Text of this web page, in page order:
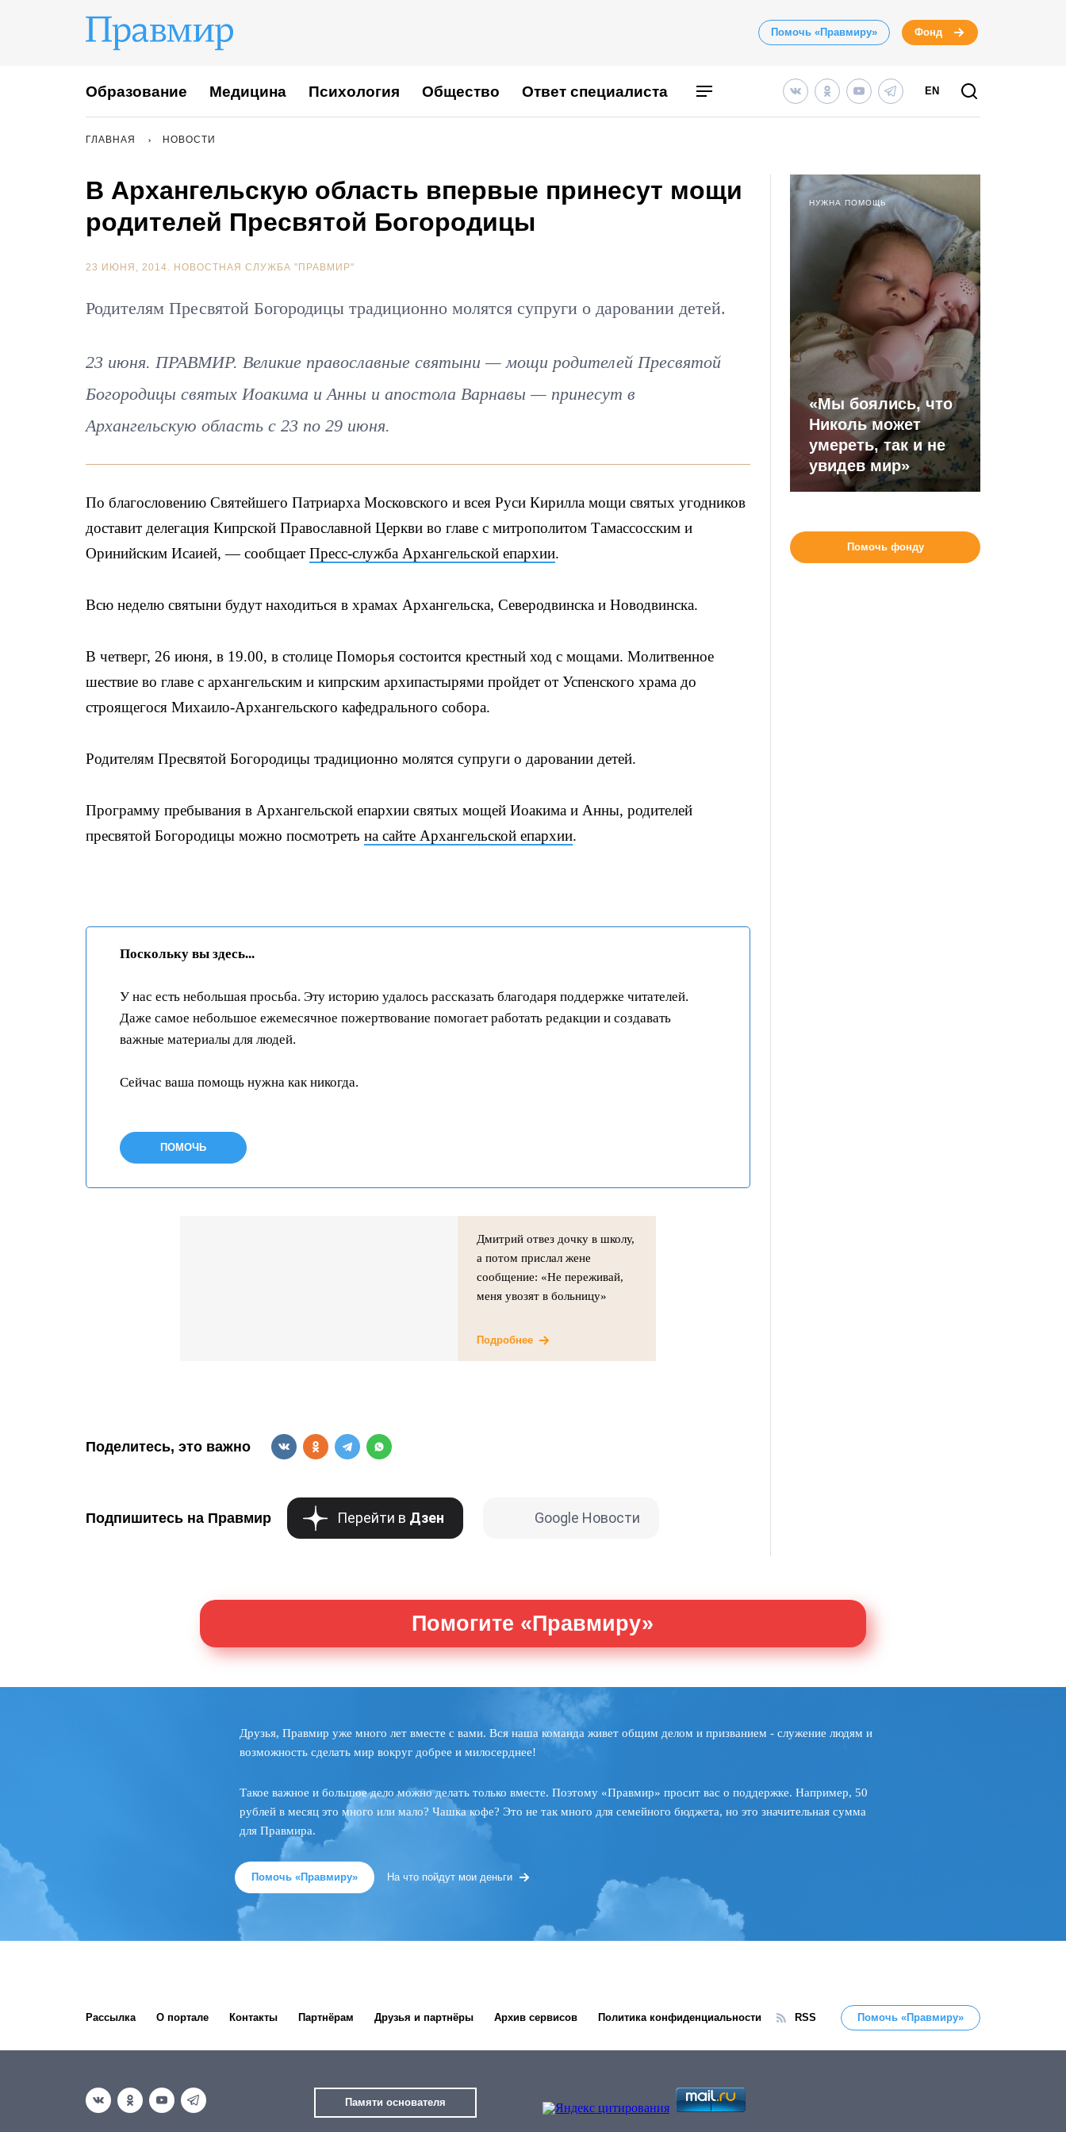
Помочь «Правмиру» Фонд
Образование Медицина Психология Общество Ответ специалиста EN
ГЛАВНАЯ НОВОСТИ
В Архангельскую область впервые принесут мощи
родителей Пресвятой Богородицы
23 ИЮНЯ, 2014. НОВОСТНАЯ СЛУЖБА "ПРАВМИР"
Родителям Пресвятой Богородицы традиционно молятся супруги о даровании детей.
23 июня. ПРАВМИР. Великие православные святыни — мощи родителей Пресвятой
Богородицы святых Иоакима и Анны и апостола Варнавы — принесут в
Архангельскую область с 23 по 29 июня.
По благословению Святейшего Патриарха Московского и всея Руси Кирилла мощи святых угодников
доставит делегация Кипрской Православной Церкви во главе с митрополитом Тамассосским и
Оринийским Исаией, — сообщает Пресс-служба Архангельской епархии.
Всю неделю святыни будут находиться в храмах Архангельска, Северодвинска и Новодвинска.
В четверг, 26 июня, в 19.00, в столице Поморья состоится крестный ход с мощами. Молитвенное
шествие во главе с архангельским и кипрским архипастырями пройдет от Успенского храма до
строящегося Михаило-Архангельского кафедрального собора.
Родителям Пресвятой Богородицы традиционно молятся супруги о даровании детей.
Программу пребывания в Архангельской епархии святых мощей Иоакима и Анны, родителей
пресвятой Богородицы можно посмотреть на сайте Архангельской епархии.
Поскольку вы здесь...
У нас есть небольшая просьба. Эту историю удалось рассказать благодаря поддержке читателей.
Даже самое небольшое ежемесячное пожертвование помогает работать редакции и создавать
важные материалы для людей.
Сейчас ваша помощь нужна как никогда.
ПОМОЧЬ
Дмитрий отвез дочку в школу,
а потом прислал жене
сообщение: «Не переживай,
меня увозят в больницу»
Подробнее
Поделитесь, это важно
Подпишитесь на Правмир Перейти в Дзен Google Новости
НУЖНА ПОМОЩЬ
«Мы боялись, что
Николь может
умереть, так и не
увидев мир»
Помочь фонду
Помогите «Правмиру»
Друзья, Правмир уже много лет вместе с вами. Вся наша команда живет общим делом и призванием - служение людям и
возможность сделать мир вокруг добрее и милосерднее!
Такое важное и большое дело можно делать только вместе. Поэтому «Правмир» просит вас о поддержке. Например, 50
рублей в месяц это много или мало? Чашка кофе? Это не так много для семейного бюджета, но это значительная сумма
для Правмира.
Помочь «Правмиру» На что пойдут мои деньги
Рассылка О портале Контакты Партнёрам Друзья и партнёры Архив сервисов Политика конфиденциальности RSS Помочь «Правмиру»
Памяти основателя